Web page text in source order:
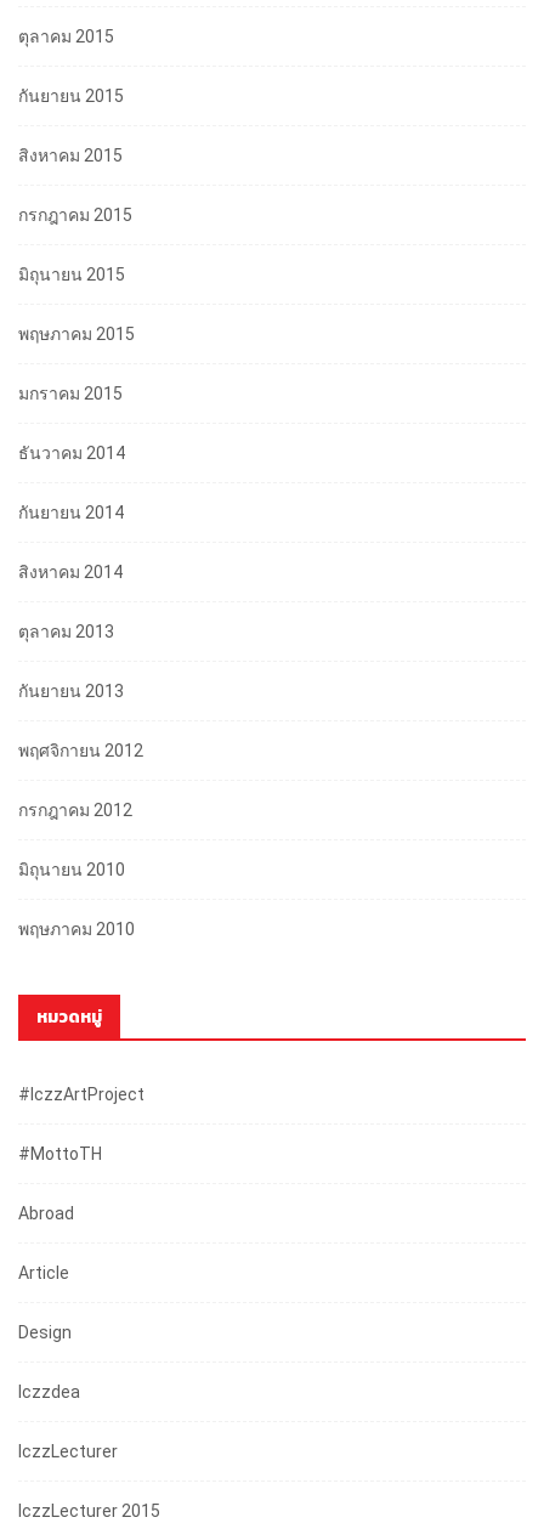
ตุลาคม 2015
กันยายน 2015
สิงหาคม 2015
กรกฎาคม 2015
มิถุนายน 2015
พฤษภาคม 2015
มกราคม 2015
ธันวาคม 2014
กันยายน 2014
สิงหาคม 2014
ตุลาคม 2013
กันยายน 2013
พฤศจิกายน 2012
กรกฎาคม 2012
มิถุนายน 2010
พฤษภาคม 2010
หมวดหมู่
#iczzArtProject
#mottoTH
Abroad
Article
Design
Iczzdea
IczzLecturer
IczzLecturer 2015